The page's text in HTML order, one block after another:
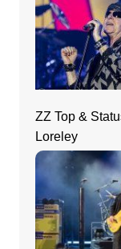
ZZ Top &
Loreley